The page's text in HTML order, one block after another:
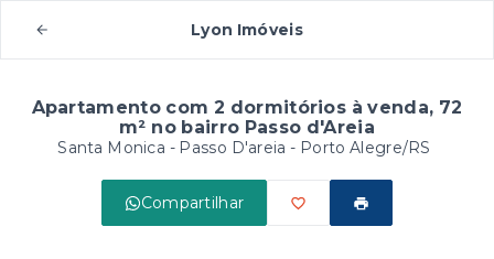
Lyon Imóveis
Apartamento com 2 dormitórios à venda, 72
m² no bairro Passo d'Areia
Santa Monica - Passo D'areia - Porto Alegre/RS
Compartilhar